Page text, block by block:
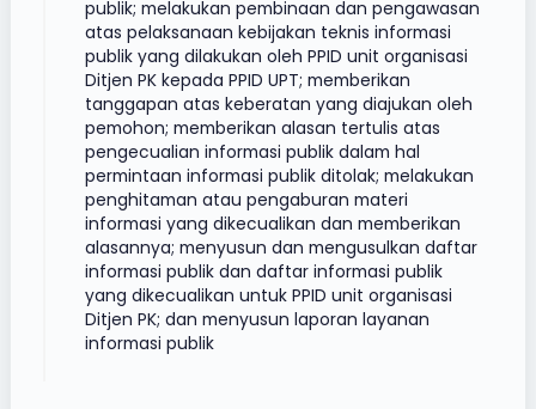
publik; melakukan pembinaan dan pengawasan
atas pelaksanaan kebijakan teknis informasi
publik yang dilakukan oleh PPID unit organisasi
Ditjen PK kepada PPID UPT; memberikan
tanggapan atas keberatan yang diajukan oleh
pemohon; memberikan alasan tertulis atas
pengecualian informasi publik dalam hal
permintaan informasi publik ditolak; melakukan
penghitaman atau pengaburan materi
informasi yang dikecualikan dan memberikan
alasannya; menyusun dan mengusulkan daftar
informasi publik dan daftar informasi publik
yang dikecualikan untuk PPID unit organisasi
Ditjen PK; dan menyusun laporan layanan
informasi publik